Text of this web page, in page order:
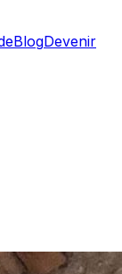
BlogDevenir